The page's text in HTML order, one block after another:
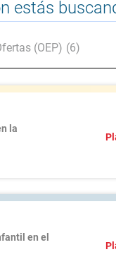
(OEP) (6)
la
en el